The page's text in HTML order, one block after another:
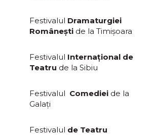
Festivalul Dramaturgiei
Româneşti de la Timişoara
Festivalul Internaţional de
Teatru de la Sibiu
Festivalul Comediei de la
Galaţi
Festivalul de Teatru